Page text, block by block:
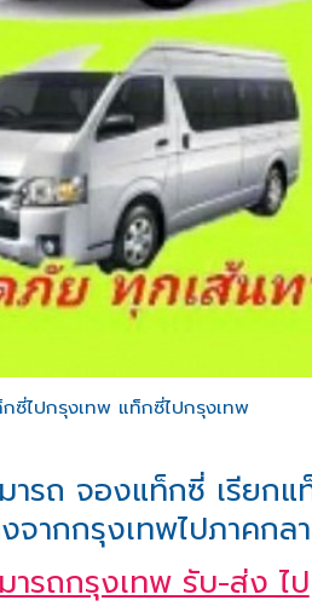
ซี่ไปกรุงเทพ แท็กซี่ไปกรุงเทพ
ารถ จองแท็กซี่ เรียกแ
จากกรุงเทพไปภาคกล
ารถกรุงเทพ รับ-ส่ง ไป